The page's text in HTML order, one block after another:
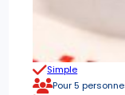
Simple
Pour 5